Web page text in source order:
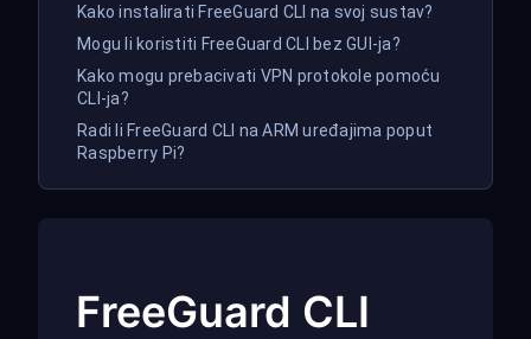
Kako instalirati FreeGuard CLI na svoj sustav?
Mogu li koristiti FreeGuard CLI bez GUI-ja?
Kako mogu prebacivati VPN protokole pomoću
CLI-ja?
Radi li FreeGuard CLI na ARM uređajima poput
Raspberry Pi?
FreeGuard CLI